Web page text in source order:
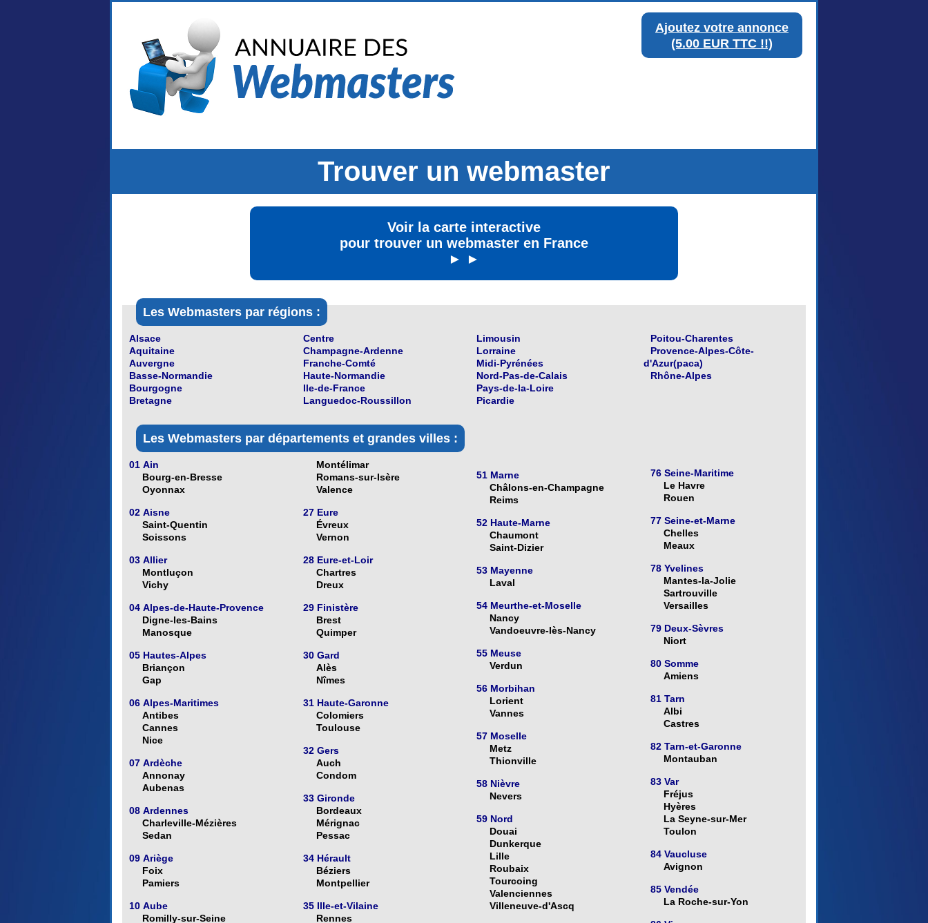
Ajoutez votre annonce
(5.00 EUR TTC !!)
Trouver un webmaster
Voir la carte interactive
pour trouver un webmaster en France
► ►
Les Webmasters par régions :
Alsace
Aquitaine
Auvergne
Basse-Normandie
Bourgogne
Bretagne
Centre
Champagne-Ardenne
Franche-Comté
Haute-Normandie
Ile-de-France
Languedoc-Roussillon
Limousin
Lorraine
Midi-Pyrénées
Nord-Pas-de-Calais
Pays-de-la-Loire
Picardie
Poitou-Charentes
Provence-Alpes-Côte-
d'Azur(paca)
Rhône-Alpes
Les Webmasters par départements et grandes villes :
01 Ain
Bourg-en-Bresse
Oyonnax
02 Aisne
Saint-Quentin
Soissons
03 Allier
Montluçon
Vichy
04 Alpes-de-Haute-Provence
Digne-les-Bains
Manosque
05 Hautes-Alpes
Briançon
Gap
06 Alpes-Maritimes
Antibes
Cannes
Nice
07 Ardèche
Annonay
Aubenas
08 Ardennes
Charleville-Mézières
Sedan
09 Ariège
Foix
Pamiers
10 Aube
Romilly-sur-Seine
Montélimar
Romans-sur-Isère
Valence
27 Eure
Évreux
Vernon
28 Eure-et-Loir
Chartres
Dreux
29 Finistère
Brest
Quimper
30 Gard
Alès
Nîmes
31 Haute-Garonne
Colomiers
Toulouse
32 Gers
Auch
Condom
33 Gironde
Bordeaux
Mérignac
Pessac
34 Hérault
Béziers
Montpellier
35 Ille-et-Vilaine
Rennes
51 Marne
Châlons-en-Champagne
Reims
52 Haute-Marne
Chaumont
Saint-Dizier
53 Mayenne
Laval
54 Meurthe-et-Moselle
Nancy
Vandoeuvre-lès-Nancy
55 Meuse
Verdun
56 Morbihan
Lorient
Vannes
57 Moselle
Metz
Thionville
58 Nièvre
Nevers
59 Nord
Douai
Dunkerque
Lille
Roubaix
Tourcoing
Valenciennes
Villeneuve-d'Ascq
76 Seine-Maritime
Le Havre
Rouen
77 Seine-et-Marne
Chelles
Meaux
78 Yvelines
Mantes-la-Jolie
Sartrouville
Versailles
79 Deux-Sèvres
Niort
80 Somme
Amiens
81 Tarn
Albi
Castres
82 Tarn-et-Garonne
Montauban
83 Var
Fréjus
Hyères
La Seyne-sur-Mer
Toulon
84 Vaucluse
Avignon
85 Vendée
La Roche-sur-Yon